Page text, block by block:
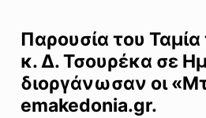
Παρουσία του
κ. Δ. Τσουρέκα σε
διοργάνωσαν οι
emakedonia.gr.